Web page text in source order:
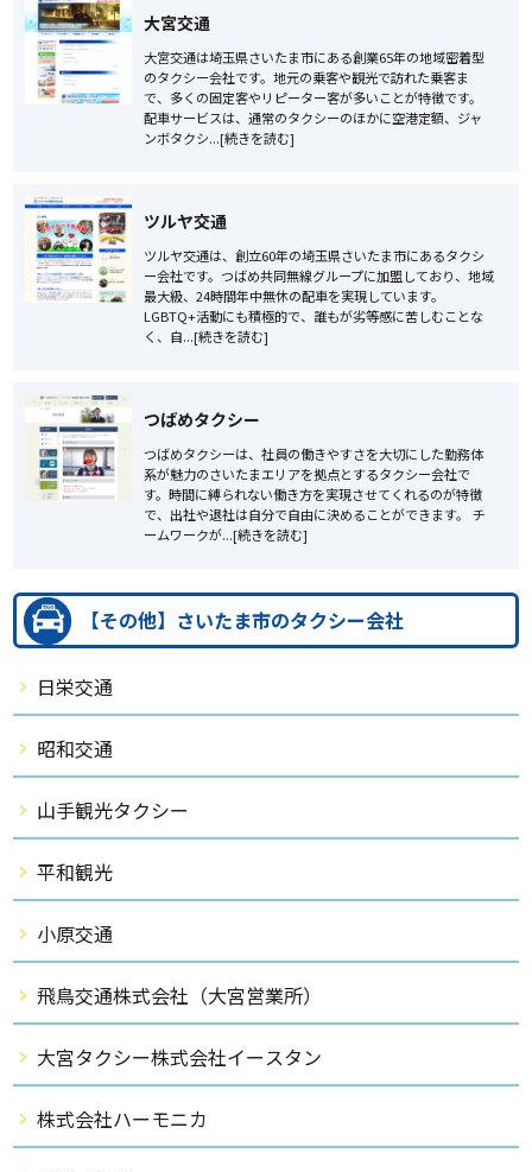
大宮交通
大宮交通は埼玉県さいたま市にある創業65年の地域密着型
のタクシー会社です。地元の乗客や観光で訪れた乗客ま
で、多くの固定客やリピーター客が多いことが特徴です。
配車サービスは、通常のタクシーのほかに空港定額、ジャ
ンボタクシ...[続きを読む]
ツルヤ交通
ツルヤ交通は、創立60年の埼玉県さいたま市にあるタクシ
ー会社です。つばめ共同無線グループに加盟しており、地域
最大級、24時間年中無休の配車を実現しています。
LGBTQ+活動にも積極的で、誰もが劣等感に苦しむことな
く、自...[続きを読む]
つばめタクシー
つばめタクシーは、社員の働きやすさを大切にした勤務体
系が魅力のさいたまエリアを拠点とするタクシー会社で
す。時間に縛られない働き方を実現させてくれるのが特徴
で、出社や退社は自分で自由に決めることができます。 チ
ームワークが...[続きを読む]
【その他】さいたま市のタクシー会社
日栄交通
昭和交通
山手観光タクシー
平和観光
小原交通
飛鳥交通株式会社（大宮営業所）
大宮タクシー株式会社イースタン
株式会社ハーモニカ